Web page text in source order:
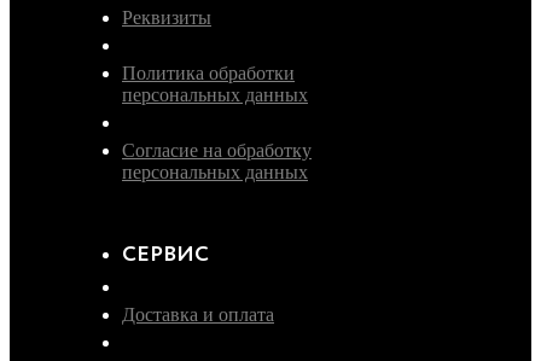
Реквизиты
Политика обработки
персональных данных
Согласие на обработку
персональных данных
СЕРВИС
Доставка и оплата